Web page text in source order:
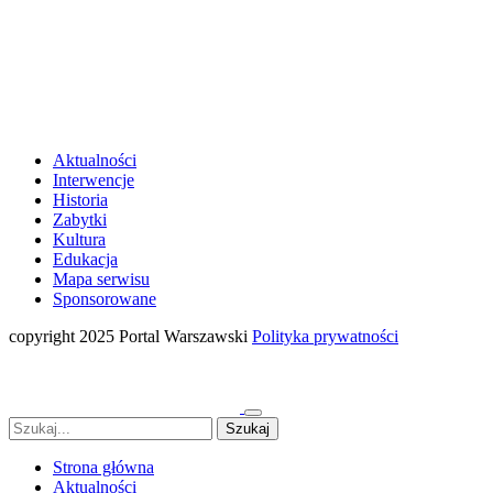
Aktualności
Interwencje
Historia
Zabytki
Kultura
Edukacja
Mapa serwisu
Sponsorowane
copyright 2025 Portal Warszawski Polityka prywatności
Strona główna
Aktualności